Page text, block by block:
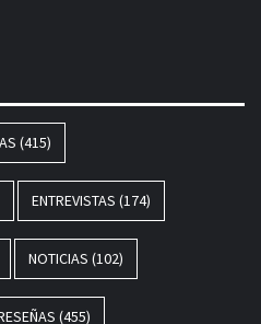
(415)
ENTREVISTAS (174)
NOTICIAS (102)
(455)